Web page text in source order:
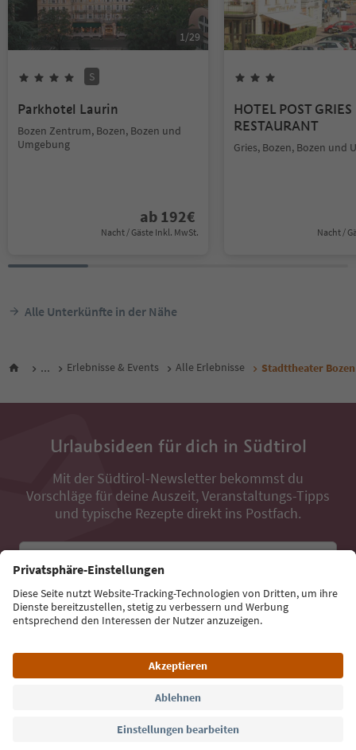
1/29
S
Parkhotel Laurin
Bozen Zentrum, Bozen, Bozen und
Umgebung
ab 192€
Nacht / Gäste Inkl. MwSt.
HOTEL POST
RESTAURANT
Gries, Bozen, Bozen und
Nacht /
Alle Unterkünfte in der Nähe
... Erlebnisse & Events Alle Erlebnisse Stadttheater Bozen
Urlaubsideen für dich in Südtirol
Mit der Südtirol-Newsletter bekommst du
Vorschläge für deine Auszeit, Veranstaltungs-Tipps
und typische Rezepte direkt ins Postfach.
Jetzt anmelden